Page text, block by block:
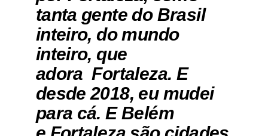
tanta gente do Brasil
inteiro, do mundo
inteiro, que
adora Fortaleza. E
desde 2018, eu mudei
para cá. E Belém